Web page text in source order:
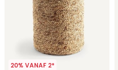
20% VANAF 2*